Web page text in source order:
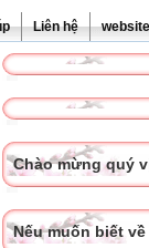
Liên hệ
Chào mừng quý
Nếu muốn biết